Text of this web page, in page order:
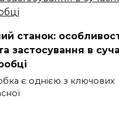
станок:
застосування в
є однією з ключових